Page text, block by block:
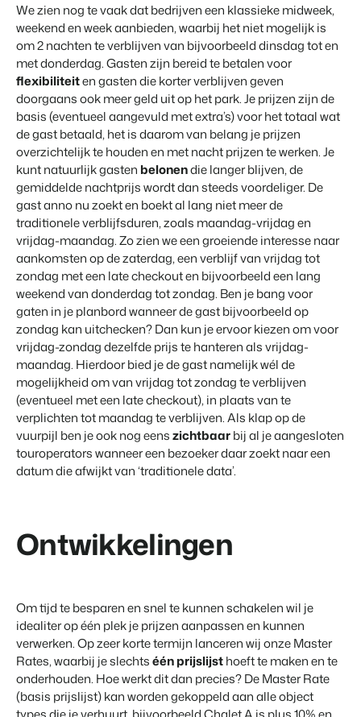
Klantverhaal Hofparken
We zien nog te vaak dat bedrijven een klassieke midweek,
weekend en week aanbieden, waarbij het niet mogelijk is
om 2 nachten te verblijven van bijvoorbeeld dinsdag tot en
met donderdag. Gasten zijn bereid te betalen voor
flexibiliteiten gasten die korter verblijven geven
doorgaans ook meer geld uit op het park. Je prijzen zijn de
basis (eventueel aangevuld met extra’s) voor het totaal wat
de gast betaald, het is daarom van belang je prijzen
overzichtelijk te houden en met nacht prijzen te werken. Je
kunt natuurlijk gasten belonendie langer blijven, de
gemiddelde nachtprijs wordt dan steeds voordeliger. De
gast anno nu zoekt en boekt al lang niet meer de
traditionele verblijfsduren, zoals maandag-vrijdag en
vrijdag-maandag. Zo zien we een groeiende interesse naar
aankomsten op de zaterdag, een verblijf van vrijdag tot
zondag met een late checkout en bijvoorbeeld een lang
weekend van donderdag tot zondag. Ben je bang voor
gaten in je planbord wanneer de gast bijvoorbeeld op
zondag kan uitchecken? Dan kun je ervoor kiezen om voor
vrijdag-zondag dezelfde prijs te hanteren als vrijdag-
maandag. Hierdoor bied je de gast namelijk wél de
mogelijkheid om van vrijdag tot zondag te verblijven
(eventueel met een late checkout), in plaats van te
verplichten tot maandag te verblijven. Als klap op de
vuurpijl ben je ook nog eenszichtbaarbij al je aangesloten
touroperators wanneer een bezoeker daar zoekt naar een
datum die afwijkt van ‘traditionele data’.
Ontwikkelingen
Om tijd te besparen en snel te kunnen schakelen wil je
idealiter op één plek je prijzen aanpassen en kunnen
verwerken. Op zeer korte termijn lanceren wij onze Master
Rates, waarbij je slechtséén prijslijsthoeft te maken en te
onderhouden. Hoe werkt dit dan precies? De Master Rate
(basis prijslijst) kan worden gekoppeld aan alle object